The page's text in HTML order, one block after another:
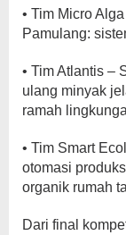
• Tim Micro
Pamulang:
• Tim Atlantis –
ulang minyak
ramah
• Tim Smart
otomasi
organik rumah
Dari final